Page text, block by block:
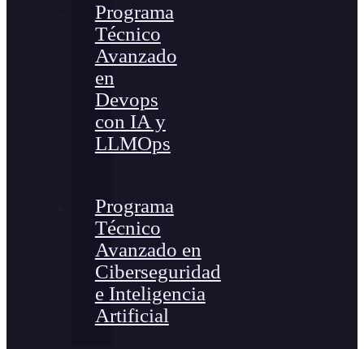
Programa
Técnico
Avanzado
en
Devops
con IA y
LLMOps
Programa
Técnico
Avanzado en
Ciberseguridad
e Inteligencia
Artificial